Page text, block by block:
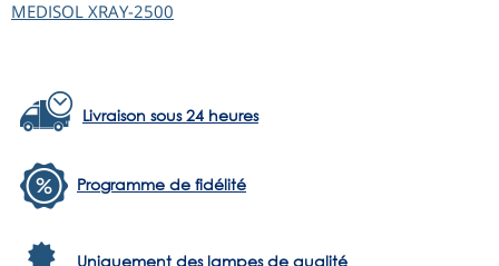
MEDISOL XRAY-2500
Livraison sous 24 heures
Programme de fidélité
Uniquement des lampes de qualité